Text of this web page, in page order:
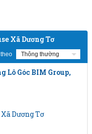
Xã Dương Tơ
Lô Góc BIM Group,
Xã Dương Tơ